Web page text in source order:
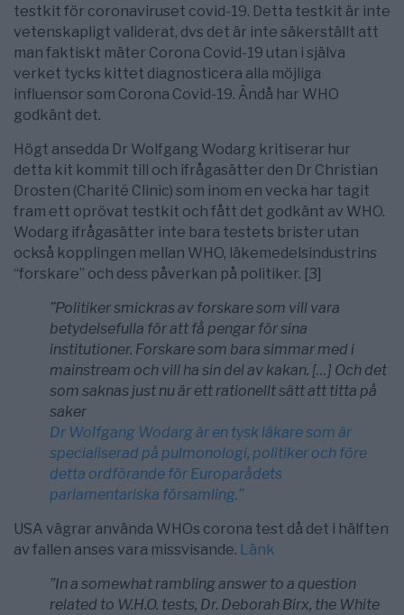
testkit för coronaviruset covid-19. Detta testkit är inte
vetenskapligt validerat, dvs det är inte säkerställt att
man faktiskt mäter Corona Covid-19 utan i själva
verket tycks kittet diagnosticera alla möjliga
influensor som Corona Covid-19. Ändå har WHO
godkänt det.
Högt ansedda Dr Wolfgang Wodarg kritiserar hur
detta kit kommit till och ifrågasätter den Dr Christian
Drosten (Charité Clinic) som inom en vecka har tagit
fram ett oprövat testkit och fått det godkänt av WHO.
Wodarg ifrågasätter inte bara testets brister utan
också kopplingen mellan WHO, läkemedelsindustrins
“forskare” och dess påverkan på politiker. [3]
”Politiker smickras av forskare som vill vara
betydelsefulla för att få pengar för sina
institutioner. Forskare som bara simmar med i
mainstream och vill ha sin del av kakan. […] Och det
som saknas just nu är ett rationellt sätt att titta på
saker
Dr Wolfgang Wodarg är en tysk läkare som är
specialiserad på pulmonologi, politiker och före
detta ordförande för Europarådets
parlamentariska församling.”
USA vägrar använda WHOs corona test då det i hälften
av fallen anses vara missvisande. Länk
”In a somewhat rambling answer to a question
related to W.H.O. tests, Dr. Deborah Birx, the White